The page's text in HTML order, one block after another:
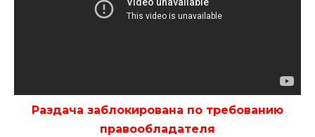
Раздача заблокирована по требованию
правообладателя